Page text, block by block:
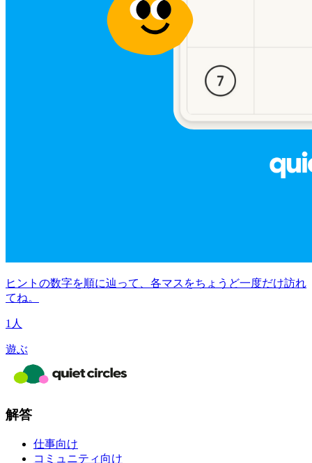
ヒントの数字を順に辿って、各マスをちょうど一度だけ訪れ
てね。
1人
遊ぶ
解答
仕事向け
コミュニティ向け